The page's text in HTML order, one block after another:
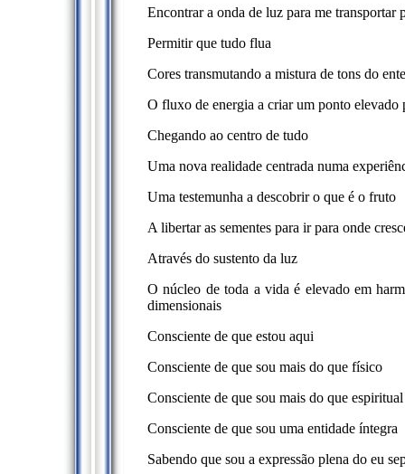
Encontrar a onda de luz para me transportar
Permitir que tudo flua
Cores transmutando a mistura de tons do
O fluxo de energia a criar um ponto elevado
Chegando ao centro de tudo
Uma nova realidade centrada numa
Uma testemunha a descobrir o que é o fruto
A libertar as sementes para ir para onde
Através do sustento da luz
O núcleo de toda a vida é elevado em
dimensionais
Consciente de que estou aqui
Consciente de que sou mais do que físico
Consciente de que sou mais do que espiritual
Consciente de que sou uma entidade íntegra
Sabendo que sou a expressão plena do eu